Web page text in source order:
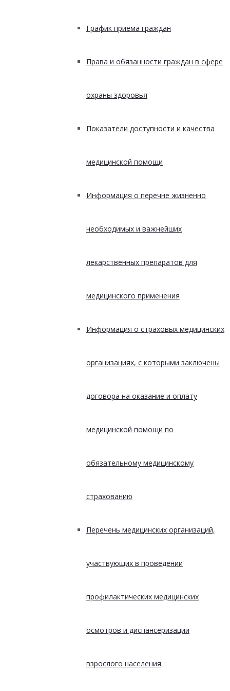
График приема граждан
Права и обязанности граждан в сфере
охраны здоровья
Показатели доступности и качества
медицинской помощи
Информация о перечне жизненно
необходимых и важнейших
лекарственных препаратов для
медицинского применения
Информация о страховых медицинских
организациях, с которыми заключены
договора на оказание и оплату
медицинской помощи по
обязательному медицинскому
страхованию
Перечень медицинских организаций,
участвующих в проведении
профилактических медицинских
осмотров и диспансеризации
взрослого населения